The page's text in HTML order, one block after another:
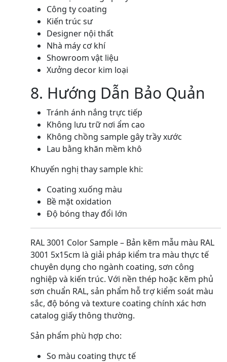
Công ty coating
Kiến trúc sư
Designer nội thất
Nhà máy cơ khí
Showroom vật liệu
Xưởng decor kim loại
8. Hướng Dẫn Bảo Quản
Tránh ánh nắng trực tiếp
Không lưu trữ nơi ẩm cao
Không chồng sample gây trầy xước
Lau bằng khăn mềm khô
Khuyến nghị thay sample khi:
Coating xuống màu
Bề mặt oxidation
Độ bóng thay đổi lớn
RAL 3001 Color Sample – Bản kẽm mẫu màu RAL
3001 5x15cm là giải pháp kiểm tra màu thực tế
chuyên dụng cho ngành coating, sơn công
nghiệp và kiến trúc. Với nền thép hoặc kẽm phủ
sơn chuẩn RAL, sản phẩm hỗ trợ kiểm soát màu
sắc, độ bóng và texture coating chính xác hơn
catalog giấy thông thường.
Sản phẩm phù hợp cho:
So màu coating thực tế